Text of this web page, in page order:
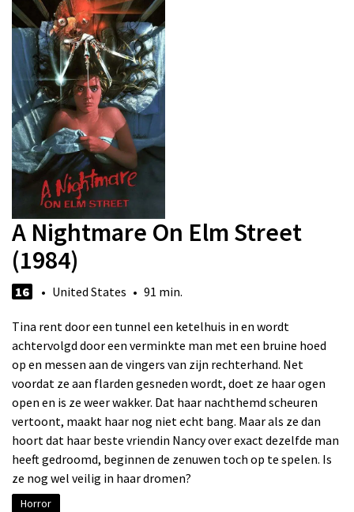
A Nightmare On Elm Street
(1984)
16 • United States • 91 min.
Tina rent door een tunnel een ketelhuis in en wordt
achtervolgd door een verminkte man met een bruine hoed
op en messen aan de vingers van zijn rechterhand. Net
voordat ze aan flarden gesneden wordt, doet ze haar ogen
open en is ze weer wakker. Dat haar nachthemd scheuren
vertoont, maakt haar nog niet echt bang. Maar als ze dan
hoort dat haar beste vriendin Nancy over exact dezelfde man
heeft gedroomd, beginnen de zenuwen toch op te spelen. Is
ze nog wel veilig in haar dromen?
Horror